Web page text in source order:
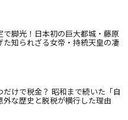
で脚光！日本初の巨大都城・藤原
た知られざる女帝・持統天皇の凄
だけで税金？ 昭和まで続いた「自
外な歴史と脱税が横行した理由